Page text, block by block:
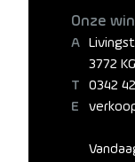
Onze
3772
0342